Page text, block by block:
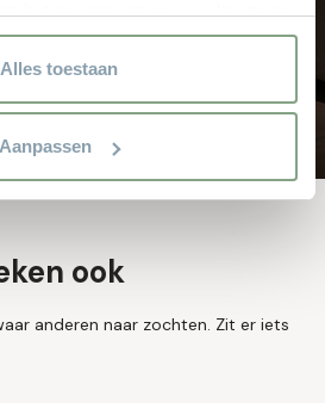
wij u naar onze
Alles toestaan
Aanpassen
alle soorten stylen meubelen
ook
anderen naar zochten. Zit er iets